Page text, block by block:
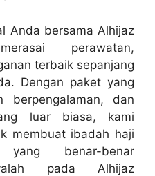
Anda bersama Alhijaz
perawatan,
terbaik sepanjang
Dengan paket yang
berpengalaman, dan
luar biasa, kami
membuat ibadah haji
benar-benar
pada Alhijaz